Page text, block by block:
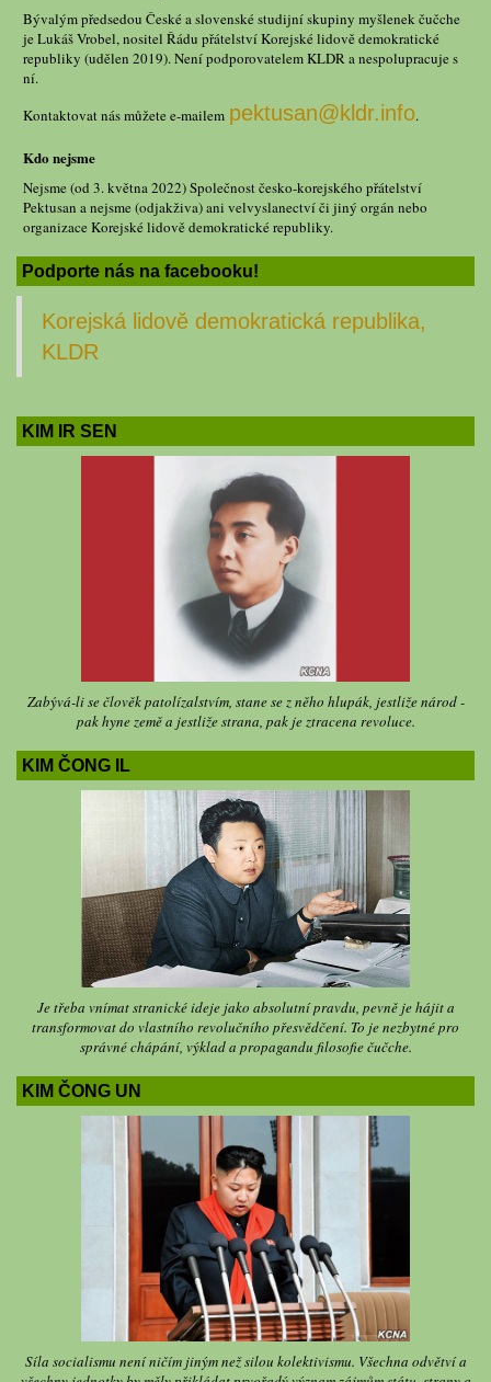
Bývalým předsedou České a slovenské studijní skupiny myšlenek čučche
je Lukáš Vrobel, nositel Řádu přátelství Korejské lidově demokratické
republiky (udělen 2019). Není podporovatelem KLDR a nespolupracuje s
ní.
Kontaktovat nás můžete e-mailem pektusan@kldr.info.
Kdo nejsme
Nejsme (od 3. května 2022) Společnost česko-korejského přátelství
Pektusan a nejsme (odjakživa) ani velvyslanectví či jiný orgán nebo
organizace Korejské lidově demokratické republiky.
Podporte nás na facebooku!
Korejská lidově demokratická republika,
KLDR
KIM IR SEN
Zabývá-li se člověk patolízalstvím, stane se z něho hlupák, jestliže národ -
pak hyne země a jestliže strana, pak je ztracena revoluce.
KIM ČONG IL
Je třeba vnímat stranické ideje jako absolutní pravdu, pevně je hájit a
transformovat do vlastního revolučního přesvědčení. To je nezbytné pro
správné chápání, výklad a propagandu filosofie čučche.
KIM ČONG UN
Síla socialismu není ničím jiným než silou kolektivismu. Všechna odvětví a